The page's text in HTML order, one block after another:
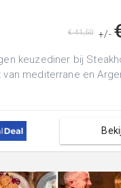
+/-
€ 41,50
keuzediner bij
van mediterrane en